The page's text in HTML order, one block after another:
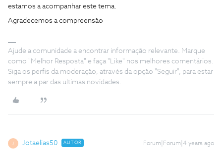
estamos a acompanhar este tema.
Agradecemos a compreensão
Ajude a comunidade a encontrar informação relevante. Marque
como "Melhor Resposta" e faça "Like" nos melhores comentários.
Siga os perfis da moderação, através da opção "Seguir", para estar
sempre a par das ultimas novidades.
Jotaelias50 AUTOR Forum|Forum|4 years ago